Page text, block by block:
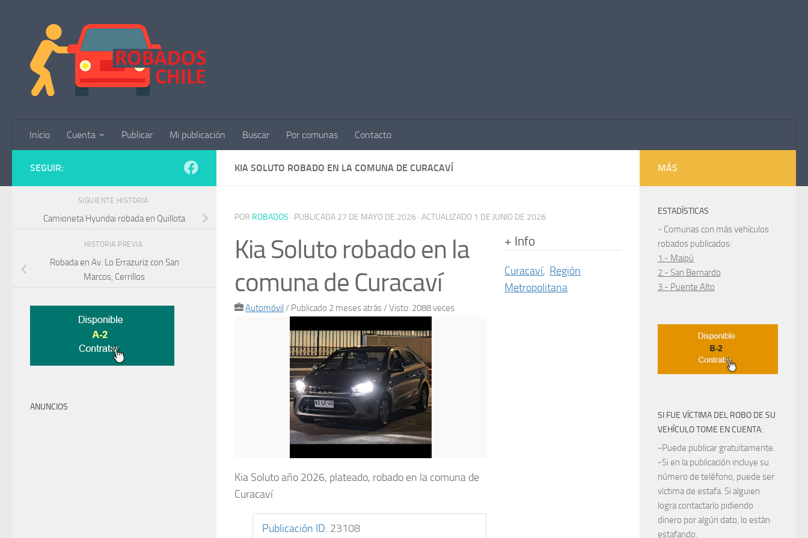
Inicio Cuenta Publicar Mi publicación Buscar Por comunas Contacto
KIA SOLUTO ROBADO EN LA COMUNA DE CURACAVÍ
POR ROBADOS · PUBLICADA 27 DE MAYO DE 2026 · ACTUALIZADO 1 DE JUNIO DE 2026
Kia Soluto robado en la
comuna de Curacaví
Automóvil / Publicado 2 meses atrás/ Visto: 2088 veces
Kia Soluto año 2026, plateado, robado en la comuna de
Curacaví
Publicación ID: 23108
+ Info
Curacaví, Región
Metropolitana
SEGUIR:
SIGUIENTE HISTORIA
Camioneta Hyundai robada en Quillota
HISTORIA PREVIA
Robada en Av. Lo Errazuriz con San
Marcos, Cerrillos
ANUNCIOS
MÁS
ESTADÍSTICAS
- Comunas con más vehículos
robados publicados:
1.- Maipú
2.- San Bernardo
3.- Puente Alto
SI FUE VÍCTIMA DEL ROBO DE SU
VEHÍCULO TOME EN CUENTA:
-Puede publicar gratuitamente.
-Si en la publicación incluye su
número de teléfono, puede ser
víctima de estafa. Si alguien
logra contactarlo pidiendo
dinero por algún dato, lo están
estafando.